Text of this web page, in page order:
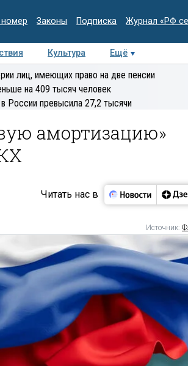
Законы Подписка Журнал «РФ
Культура
Ещё
Интервью Колумнисты
лиц, имеющих право на две пенсии
на 409 тысяч человек
России превысила 27,2 тысячи
амортизацию»
Читать нас в
Источник: